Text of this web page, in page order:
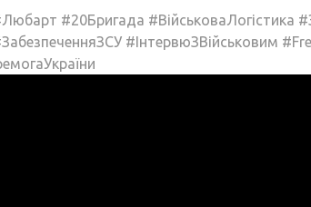
#20Бригада #ВійськоваЛогістика
#ІнтервюЗВійськовим